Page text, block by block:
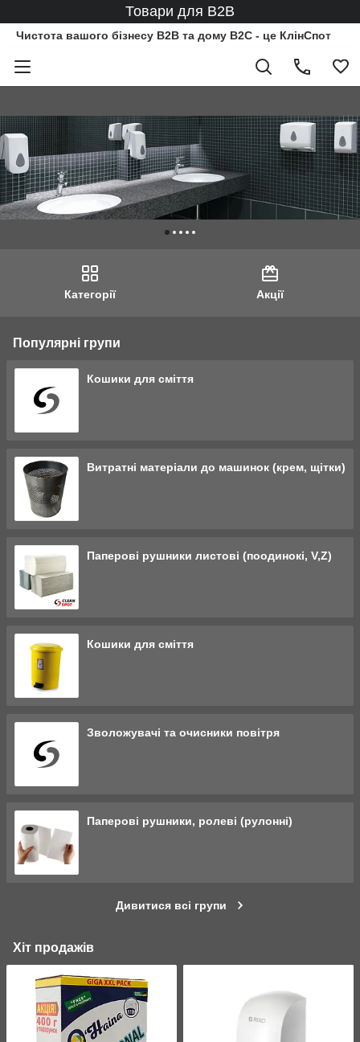
Товари для B2B
Чистота вашого бізнесу B2B та дому B2C - це КлінСпот
Категорії Акції
Популярні групи
Кошики для сміття
Витратні матеріали до машинок (крем, щітки)
Паперові рушники листові (поодинокі, V,Z)
Кошики для сміття
Зволожувачі та очисники повітря
Паперові рушники, ролеві (рулонні)
Дивитися всі групи
Хіт продажів